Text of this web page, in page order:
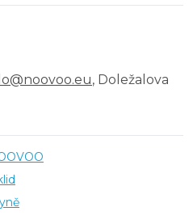
, Doležalova